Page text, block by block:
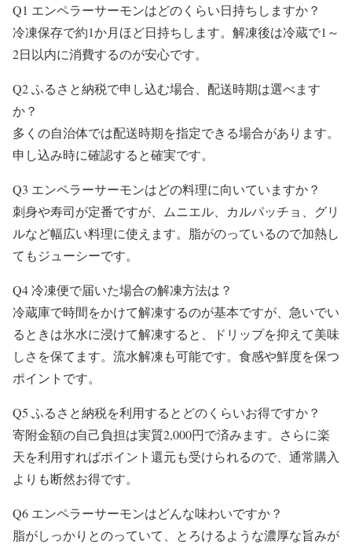
Q1 エンペラーサーモンはどのくらい日持ちしますか？
冷凍保存で約1か月ほど日持ちします。解凍後は冷蔵で1～
2日以内に消費するのが安心です。
Q2 ふるさと納税で申し込む場合、配送時期は選べます
か？
多くの自治体では配送時期を指定できる場合があります。
申し込み時に確認すると確実です。
Q3 エンペラーサーモンはどの料理に向いていますか？
刺身や寿司が定番ですが、ムニエル、カルパッチョ、グリ
ルなど幅広い料理に使えます。脂がのっているので加熱し
てもジューシーです。
Q4 冷凍便で届いた場合の解凍方法は？
冷蔵庫で時間をかけて解凍するのが基本ですが、急いでい
るときは氷水に浸けて解凍すると、ドリップを抑えて美味
しさを保てます。流水解凍も可能です。食感や鮮度を保つ
ポイントです。
Q5 ふるさと納税を利用するとどのくらいお得ですか？
寄附金額の自己負担は実質2,000円で済みます。さらに楽
天を利用すればポイント還元も受けられるので、通常購入
よりも断然お得です。
Q6 エンペラーサーモンはどんな味わいですか？
脂がしっかりとのっていて、とろけるような濃厚な旨みが